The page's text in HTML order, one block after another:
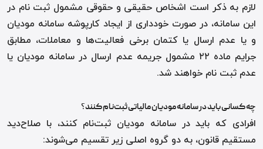
لازم به ذکر است اشخاص حقیقی و حقوقی مشمول ثبت نام در
این سامانه، در صورت خودداری از ایجاد کارپوشه سامانه مودیان
و یا عدم ارسال یا کتمان برخی فعالیت‌ها و معاملات، مطابق
جرایم ماده ۲۲ مشمول جریمه عدم ارسال در سامانه مودیان یا
عدم ثبت نام خواهند شد.
چه کسانی باید در سامانه مودیان مالیاتی ثبت‌نام کنند؟
افرادی که باید در سامانه مودیان ثبت‌نام کنند، با صلاح‌دید
مستقیم قانون، به دو گروه اصلی زیر تقسیم می‌شوند: